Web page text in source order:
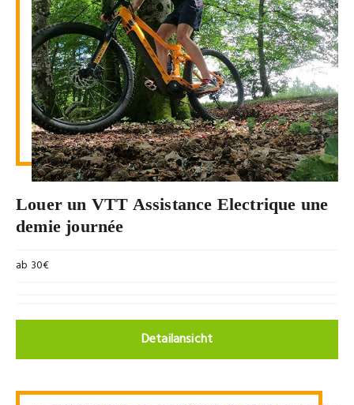
Louer un VTT Assistance Electrique une
demie journée
ab 30€
Detailansicht